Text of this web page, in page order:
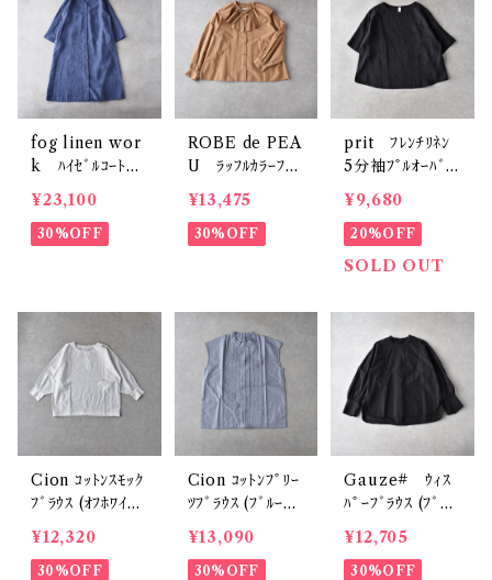
fog linen wor
k ﾊｲｾﾞﾙｺｰﾄ
(ﾌﾞﾙｰ ﾌｭﾒ) L
WC028
¥23,100
30%OFF
ROBE de PEA
U ﾗｯﾌﾙｶﾗｰﾌﾞﾗ
ｳｽ (ｷｬﾒﾙ) R2
05
¥13,475
30%OFF
prit ﾌﾚﾝﾁﾘﾈﾝ
5分袖ﾌﾟﾙｵｰﾊﾞｰ
(ｸﾛ) P82643
¥9,680
20%OFF
SOLD OUT
Cion ｺｯﾄﾝｽﾓｯｸ
ﾌﾞﾗｳｽ (ｵﾌﾎﾜｲﾄ)
19-14231
¥12,320
30%OFF
Cion ｺｯﾄﾝﾌﾟﾘｰ
ﾂﾌﾞﾗｳｽ (ﾌﾞﾙｰｸﾞ
ﾚｰ (ｸﾞﾚｰ系)) 19
-16231
¥13,090
30%OFF
Gauze# ｳｨｽ
ﾊﾟｰﾌﾞﾗｳｽ (ﾌﾞﾗｯ
ｸ) G884
¥12,705
30%OFF